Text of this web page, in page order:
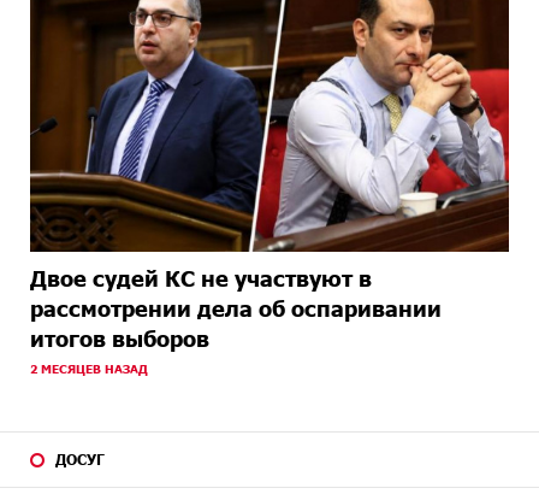
Двое судей КС не участвуют в
рассмотрении дела об оспаривании
итогов выборов
2 МЕСЯЦЕВ НАЗАД
ДОСУГ